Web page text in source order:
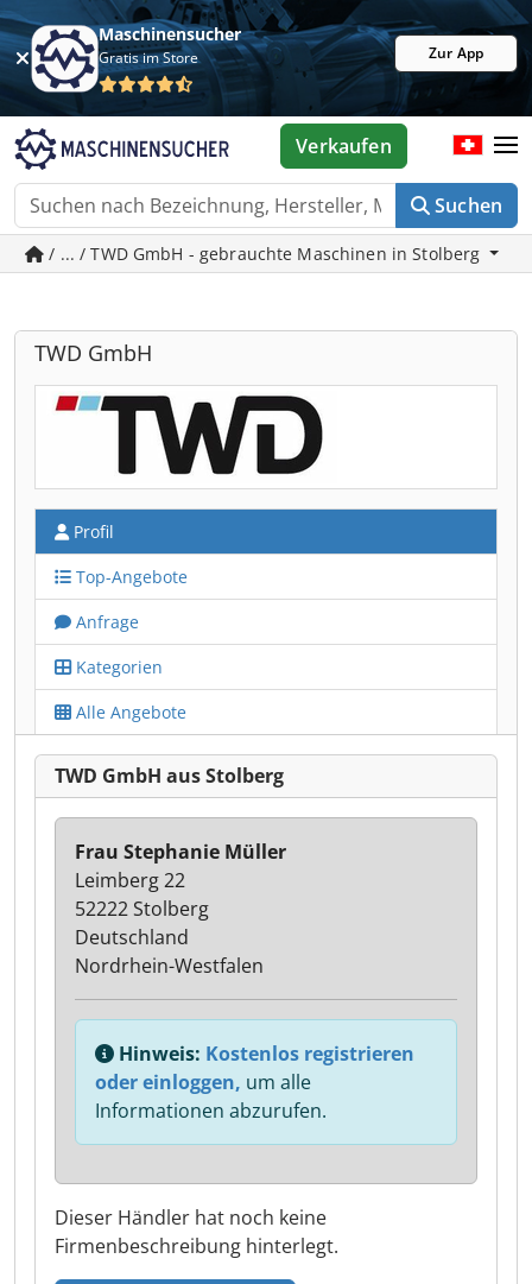
Maschinensucher
Gratis im Store Zur App
Suchen
Verkaufen
/ ... / TWD GmbH - gebrauchte Maschinen in Stolberg
TWD GmbH
Profil
Top-Angebote
Anfrage
Kategorien
Alle Angebote
TWD GmbH aus Stolberg
Dieser Händler hat noch keine
Firmenbeschreibung hinterlegt.
Frau Stephanie Müller
Leimberg 22
52222 Stolberg
Deutschland
Nordrhein-Westfalen
Hinweis: Kostenlos registrieren
oder einloggen, um alle
Informationen abzurufen.